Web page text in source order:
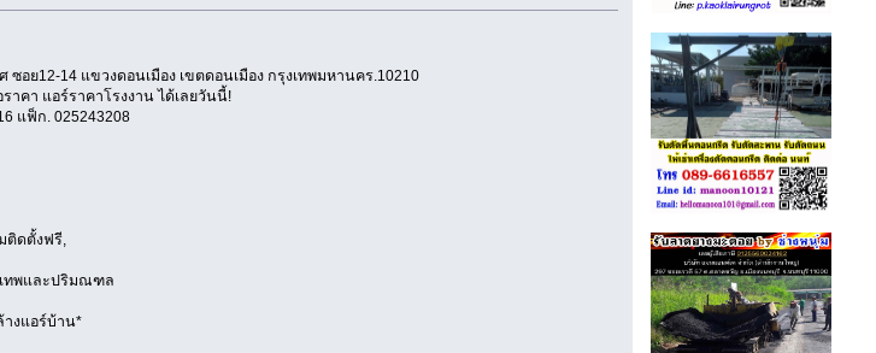
ซอย12-14 แขวงดอนเมือง เขตดอนเมือง กรุงเทพมหานคร.10210
าคา แอร์ราคาโรงงาน ได้เลยวันนี้!
แฟ็ก. 025243208
ติดตั้งฟรี,
ทพและปริมณฑล
างแอร์บ้าน*